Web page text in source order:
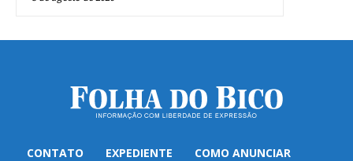
CONTATO EXPEDIENTE COMO ANUNCIAR